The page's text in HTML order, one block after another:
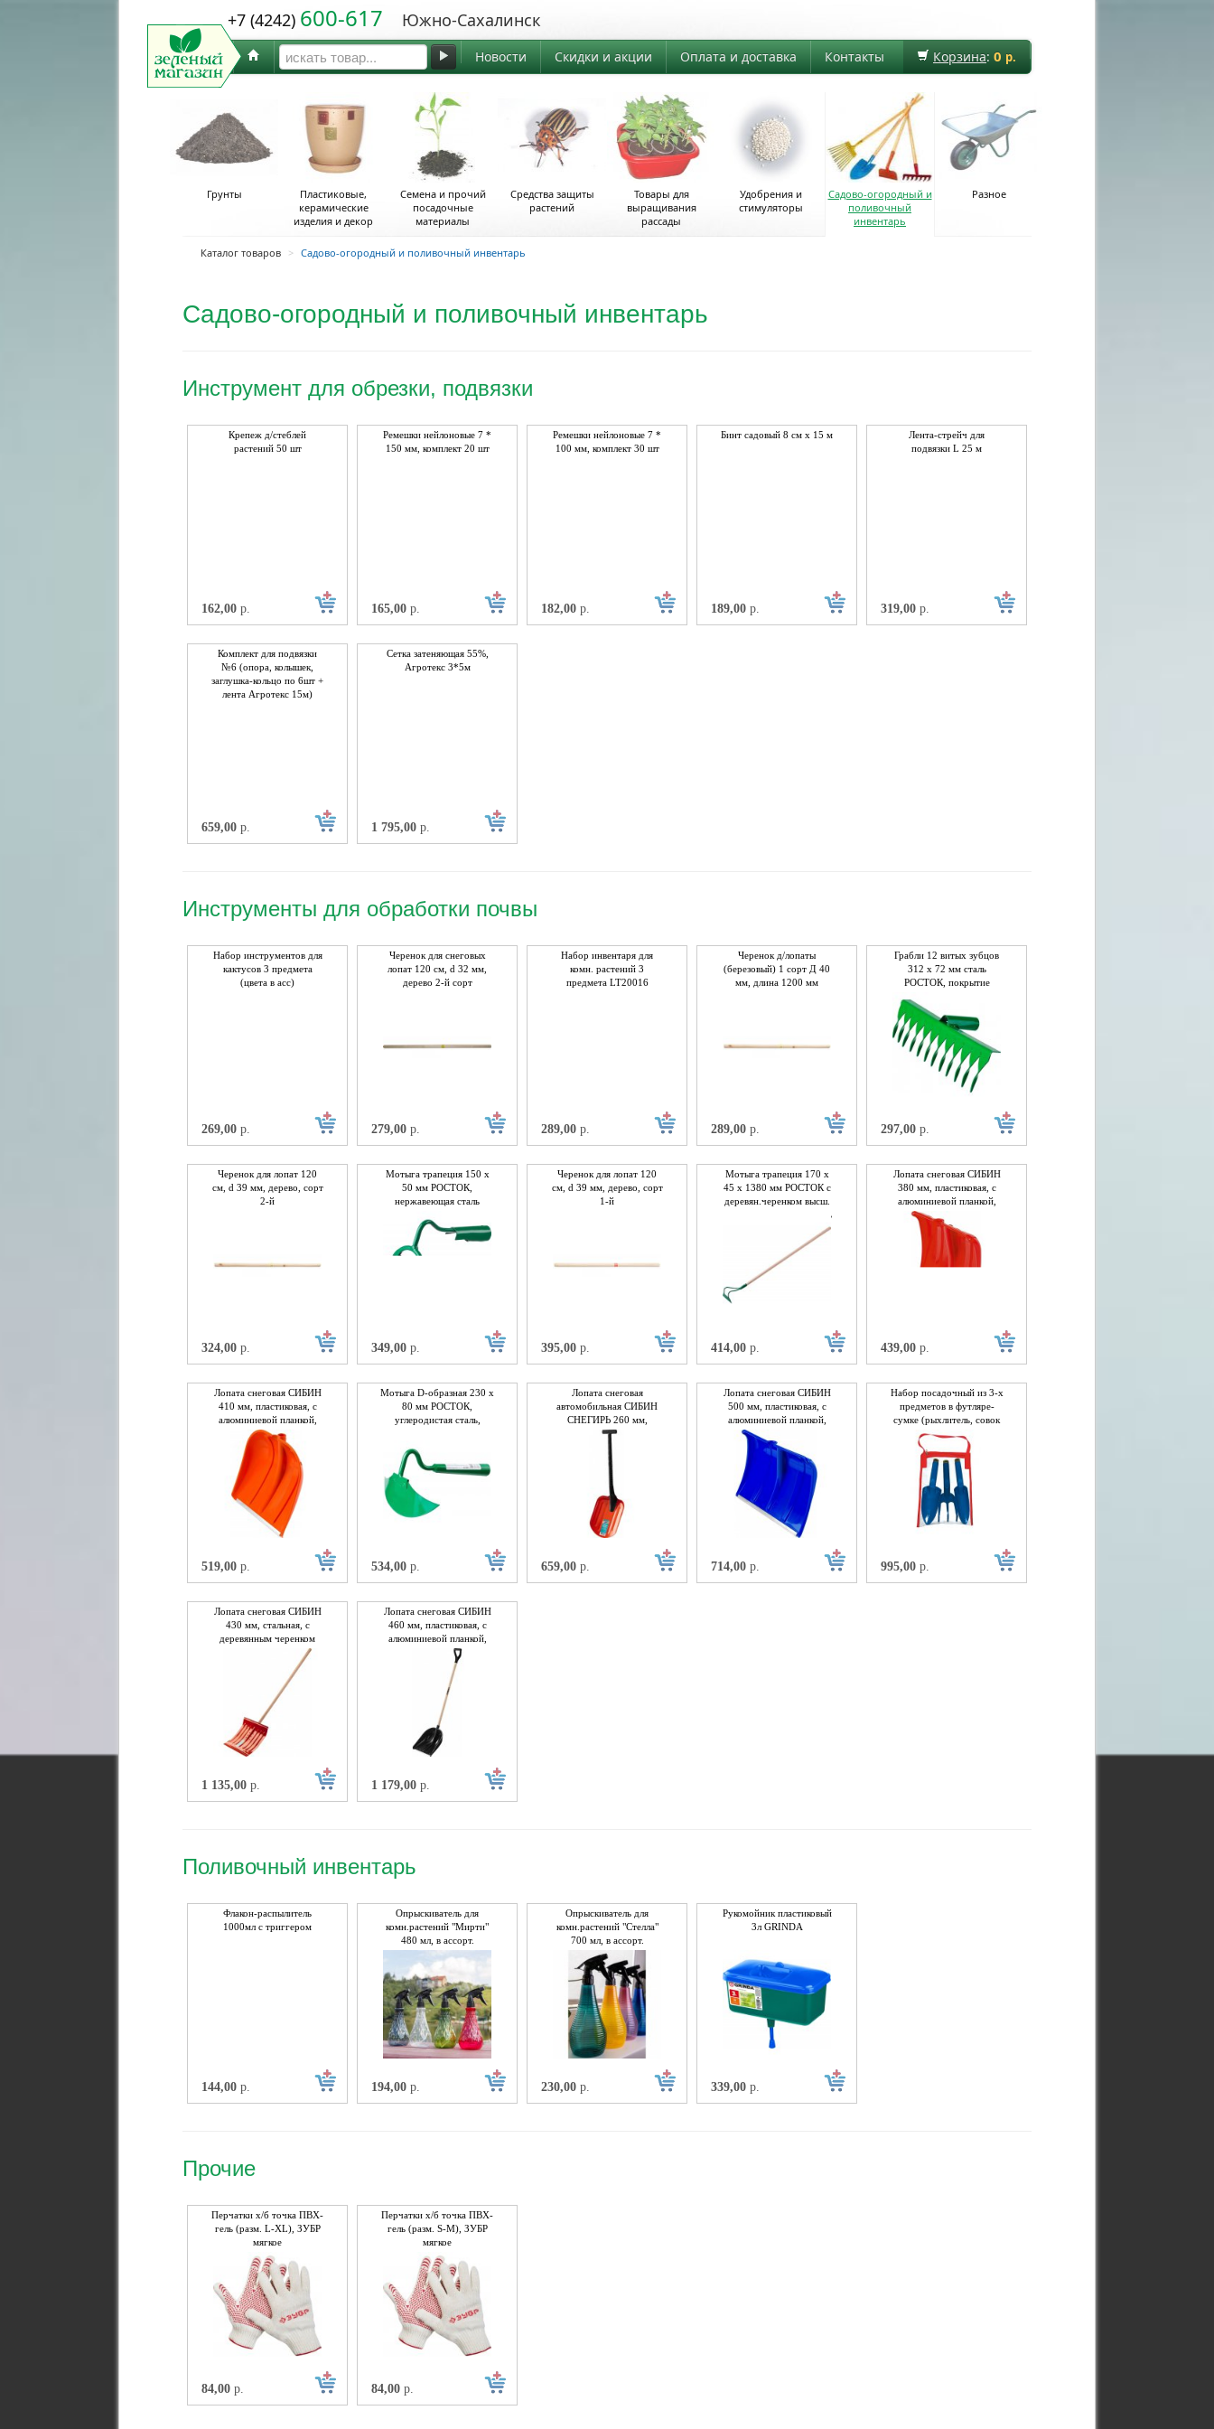
+7 (4242) 600-617 Южно-Сахалинск
Корзина: 0 р.
Новости Скидки и акции Оплата и доставка Контакты
Грунты
Пластиковые,
керамические
изделия и декор
Семена и прочий
посадочные
материалы
Средства защиты
растений
Товары для
выращивания
рассады
Удобрения и
стимуляторы
Садово-огородный и
поливочный
инвентарь
Разное
Каталог товаров > Садово-огородный и поливочный инвентарь
Садово-огородный и поливочный инвентарь
Инструмент для обрезки, подвязки
Крепеж д/стеблей
растений 50 шт
162,00 р.
Ремешки нейлоновые 7 *
150 мм, комплект 20 шт
165,00 р.
Ремешки нейлоновые 7 *
100 мм, комплект 30 шт
182,00 р.
Бинт садовый 8 см х 15 м
189,00 р.
Лента-стрейч для
подвязки L 25 м
319,00 р.
Комплект для подвязки
№6 (опора, колышек,
заглушка-кольцо по 6шт +
лента Агротекс 15м)
659,00 р.
Сетка затеняющая 55%,
Агротекс 3*5м
1 795,00 р.
Инструменты для обработки почвы
Набор инструментов для
кактусов 3 предмета
(цвета в асс)
269,00 р.
Черенок для снеговых
лопат 120 см, d 32 мм,
дерево 2-й сорт
279,00 р.
Набор инвентаря для
комн. растений 3
предмета LT20016
289,00 р.
Черенок д/лопаты
(березовый) 1 сорт Д 40
мм, длина 1200 мм
289,00 р.
Грабли 12 витых зубцов
312 x 72 мм сталь
РОСТОК, покрытие
297,00 р.
Черенок для лопат 120
см, d 39 мм, дерево, сорт
2-й
324,00 р.
Мотыга трапеция 150 х
50 мм РОСТОК,
нержавеющая сталь
349,00 р.
Черенок для лопат 120
см, d 39 мм, дерево, сорт
1-й
395,00 р.
Мотыга трапеция 170 х
45 х 1380 мм РОСТОК с
деревян.черенком высш.
сорт, нержавеющая сталь
414,00 р.
Лопата снеговая СИБИН
380 мм, пластиковая, с
алюминиевой планкой,
без черенка
439,00 р.
Лопата снеговая СИБИН
410 мм, пластиковая, с
алюминиевой планкой,
без черенка
519,00 р.
Мотыга D-образная 230 х
80 мм РОСТОК,
углеродистая сталь,
534,00 р.
Лопата снеговая
автомобильная СИБИН
СНЕГИРЬ 260 мм,
стальная, с пластиковой
рукояткой
659,00 р.
Лопата снеговая СИБИН
500 мм, пластиковая, с
алюминиевой планкой,
без черенка
714,00 р.
Набор посадочный из 3-х
предметов в футляре-
сумке (рыхлитель, совок
большой, совок малый)
995,00 р.
Лопата снеговая СИБИН
430 мм, стальная, с
деревянным черенком
1 135,00 р.
Лопата снеговая СИБИН
460 мм, пластиковая, с
алюминиевой планкой,
деревянный черенок, V-
1 179,00 р.
Поливочный инвентарь
Флакон-распылитель
1000мл с триггером
144,00 р.
Опрыскиватель для
комн.растений "Мирти"
480 мл, в ассорт.
194,00 р.
Опрыскиватель для
комн.растений "Стелла"
700 мл, в ассорт.
230,00 р.
Рукомойник пластиковый
3л GRINDA
339,00 р.
Прочие
Перчатки х/б точка ПВХ-
гель (разм. L-XL), ЗУБР
мягкое
противоскольз.покрытие
84,00 р.
Перчатки х/б точка ПВХ-
гель (разм. S-M), ЗУБР
мягкое
противоскольз.покрытие
84,00 р.